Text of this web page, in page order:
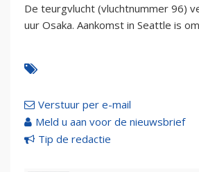
De teurgvlucht (vluchtnummer 96)
uur Osaka. Aankomst in Seattle is
Verstuur per e-mail
Meld u aan voor de nieuwsbrief
Tip de redactie